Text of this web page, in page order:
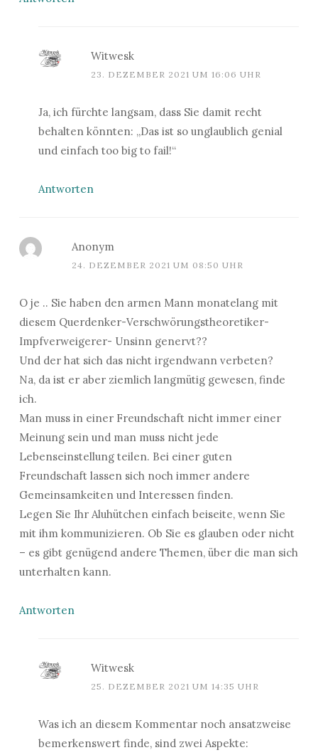
Witwesk
23. DEZEMBER 2021 UM 16:06 UHR
Ja, ich fürchte langsam, dass Sie damit recht
behalten könnten: „Das ist so unglaublich genial
und einfach too big to fail!“
Antworten
Anonym
24. DEZEMBER 2021 UM 08:50 UHR
O je .. Sie haben den armen Mann monatelang mit
diesem Querdenker-Verschwörungstheoretiker-
Impfverweigerer- Unsinn genervt??
Und der hat sich das nicht irgendwann verbeten?
Na, da ist er aber ziemlich langmütig gewesen, finde
ich.
Man muss in einer Freundschaft nicht immer einer
Meinung sein und man muss nicht jede
Lebenseinstellung teilen. Bei einer guten
Freundschaft lassen sich noch immer andere
Gemeinsamkeiten und Interessen finden.
Legen Sie Ihr Aluhütchen einfach beiseite, wenn Sie
mit ihm kommunizieren. Ob Sie es glauben oder nicht
– es gibt genügend andere Themen, über die man sich
unterhalten kann.
Antworten
Witwesk
25. DEZEMBER 2021 UM 14:35 UHR
Was ich an diesem Kommentar noch ansatzweise
bemerkenswert finde, sind zwei Aspekte: